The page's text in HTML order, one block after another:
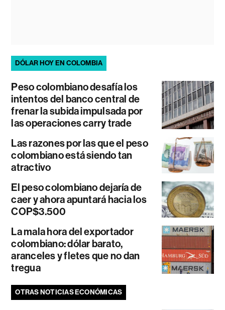
DÓLAR HOY EN COLOMBIA
Peso colombiano desafía los
intentos del banco central de
frenar la subida impulsada por
las operaciones carry trade
Las razones por las que el peso
colombiano está siendo tan
atractivo
El peso colombiano dejaría de
caer y ahora apuntará hacia los
COP$3.500
La mala hora del exportador
colombiano: dólar barato,
aranceles y fletes que no dan
tregua
OTRAS NOTICIAS ECONÓMICAS